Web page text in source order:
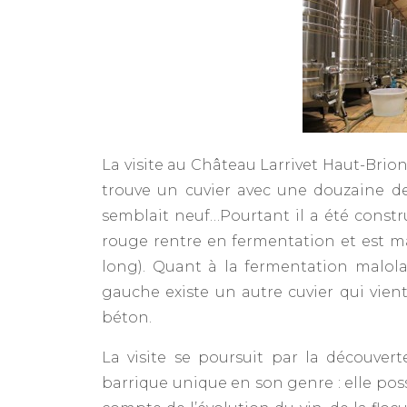
La visite au Château Larrivet Haut-
trouve un cuvier avec une douzaine
semblait neuf…Pourtant il a été
rouge rentre en fermentation et est
long). Quant à la fermentation
gauche existe un autre cuvier qui
béton.
La visite se poursuit par la
barrique unique en son genre : elle